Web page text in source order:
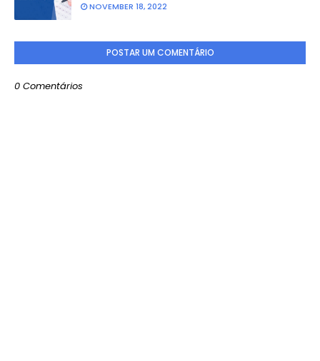
NOVEMBER 18, 2022
POSTAR UM COMENTÁRIO
0 Comentários